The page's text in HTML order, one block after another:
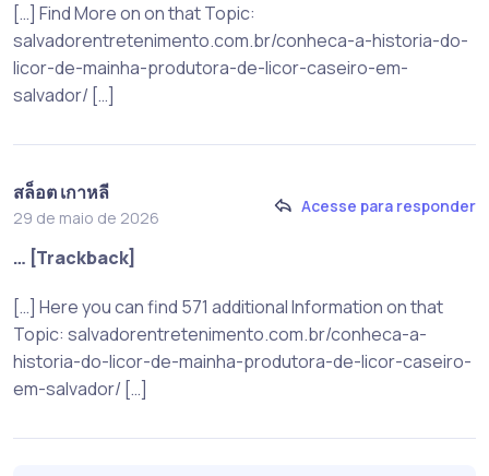
[…] Find More on on that Topic:
salvadorentretenimento.com.br/conheca-a-historia-do-
licor-de-mainha-produtora-de-licor-caseiro-em-
salvador/ […]
สล็อต เกาหลี
29 de maio de 2026
Acesse para responder
… [Trackback]
[…] Here you can find 571 additional Information on that
Topic: salvadorentretenimento.com.br/conheca-a-
historia-do-licor-de-mainha-produtora-de-licor-caseiro-
em-salvador/ […]